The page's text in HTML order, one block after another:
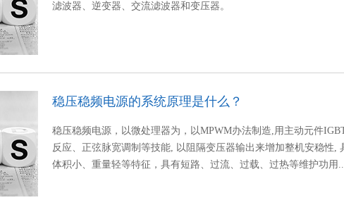
滤波器、逆变器、交流滤波器和变压器。
稳压稳频电源的系统原理是什么？
稳压稳频电源，以微处理器为，以MPWM办法制造,用主动元件
反应、正弦脉宽调制等技能, 以阻隔变压器输出来增加整机安稳性,
体积小、重量轻等特征，具有短路、过流、过载、过热等维护功用